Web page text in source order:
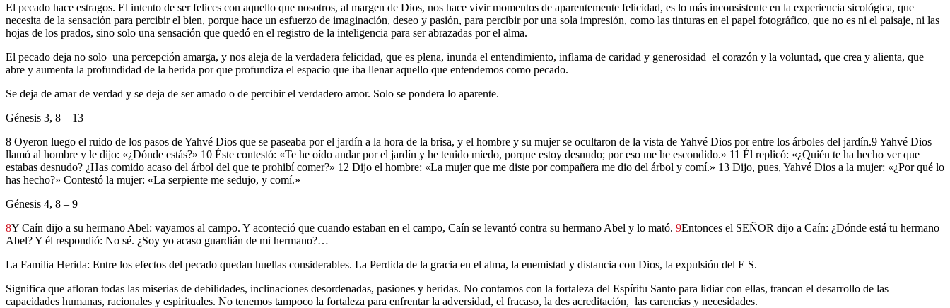
El pecado hace estragos. El intento de ser felices con aquello que nosotros, al margen de Dios, nos hace vivir momentos de aparentemente felicidad, es lo más inconsistente en la experiencia sicológica, que
necesita de la sensación para percibir el bien, porque hace un esfuerzo de imaginación, deseo y pasión, para percibir por una sola impresión, como las tinturas en el papel fotográfico, que no es ni el paisaje, ni las
hojas de los prados, sino solo una sensación que quedó en el registro de la inteligencia para ser abrazadas por el alma.
El pecado deja no solo una percepción amarga, y nos aleja de la verdadera felicidad, que es plena, inunda el entendimiento, inflama de caridad y generosidad el corazón y la voluntad, que crea y alienta, que
abre y aumenta la profundidad de la herida por que profundiza el espacio que iba llenar aquello que entendemos como pecado.
Se deja de amar de verdad y se deja de ser amado o de percibir el verdadero amor. Solo se pondera lo aparente.
Génesis 3, 8 – 13
8 Oyeron luego el ruido de los pasos de Yahvé Dios que se paseaba por el jardín a la hora de la brisa, y el hombre y su mujer se ocultaron de la vista de Yahvé Dios por entre los árboles del jardín.9 Yahvé Dios
llamó al hombre y le dijo: «¿Dónde estás?» 10 Éste contestó: «Te he oído andar por el jardín y he tenido miedo, porque estoy desnudo; por eso me he escondido.» 11 Él replicó: «¿Quién te ha hecho ver que
estabas desnudo? ¿Has comido acaso del árbol del que te prohibí comer?» 12 Dijo el hombre: «La mujer que me diste por compañera me dio del árbol y comí.» 13 Dijo, pues, Yahvé Dios a la mujer: «¿Por qué lo
has hecho?» Contestó la mujer: «La serpiente me sedujo, y comí.»
Génesis 4, 8 – 9
8Y Caín dijo a su hermano Abel: vayamos al campo. Y aconteció que cuando estaban en el campo, Caín se levantó contra su hermano Abel y lo mató. 9Entonces el SEÑOR dijo a Caín: ¿Dónde está tu hermano
Abel? Y él respondió: No sé. ¿Soy yo acaso guardián de mi hermano?…
La Familia Herida: Entre los efectos del pecado quedan huellas considerables. La Perdida de la gracia en el alma, la enemistad y distancia con Dios, la expulsión del E S.
Significa que afloran todas las miserias de debilidades, inclinaciones desordenadas, pasiones y heridas. No contamos con la fortaleza del Espíritu Santo para lidiar con ellas, trancan el desarrollo de las
capacidades humanas, racionales y espirituales. No tenemos tampoco la fortaleza para enfrentar la adversidad, el fracaso, la des acreditación, las carencias y necesidades.